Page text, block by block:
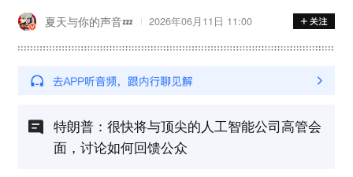
夏天与你的声音💤 2026年06月11日 11:00
特朗普：很快将与顶尖的人工智能公司高管会
面，讨论如何回馈公众